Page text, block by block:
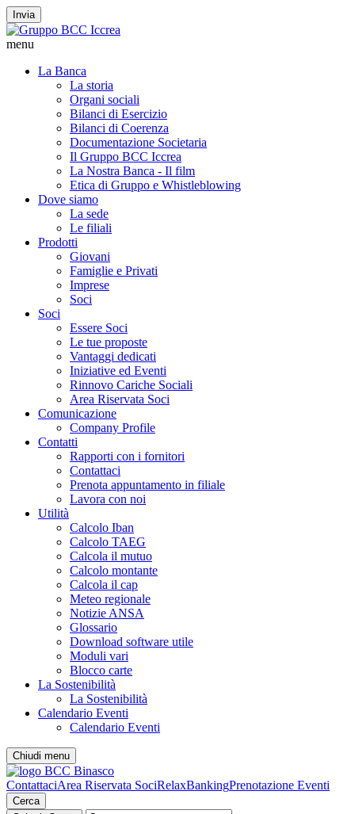
Invia
menu
La Banca
La storia
Organi sociali
Bilanci di Esercizio
Bilanci di Coerenza
Documentazione Societaria
Il Gruppo BCC Iccrea
La Nostra Banca - Il film
Etica di Gruppo e Whistleblowing
Dove siamo
La sede
Le filiali
Prodotti
Giovani
Famiglie e Privati
Imprese
Soci
Soci
Essere Soci
Le tue proposte
Vantaggi dedicati
Iniziative ed Eventi
Rinnovo Cariche Sociali
Area Riservata Soci
Comunicazione
Company Profile
Contatti
Rapporti con i fornitori
Contattaci
Prenota appuntamento in filiale
Lavora con noi
Utilità
Calcolo Iban
Calcolo TAEG
Calcola il mutuo
Calcolo montante
Calcola il cap
Meteo regionale
Notizie ANSA
Glossario
Download software utile
Moduli vari
Blocco carte
La Sostenibilità
La Sostenibilità
Calendario Eventi
Calendario Eventi
Chiudi menu
ContattaciArea Riservata SociRelaxBankingPrenotazione Eventi
Cerca